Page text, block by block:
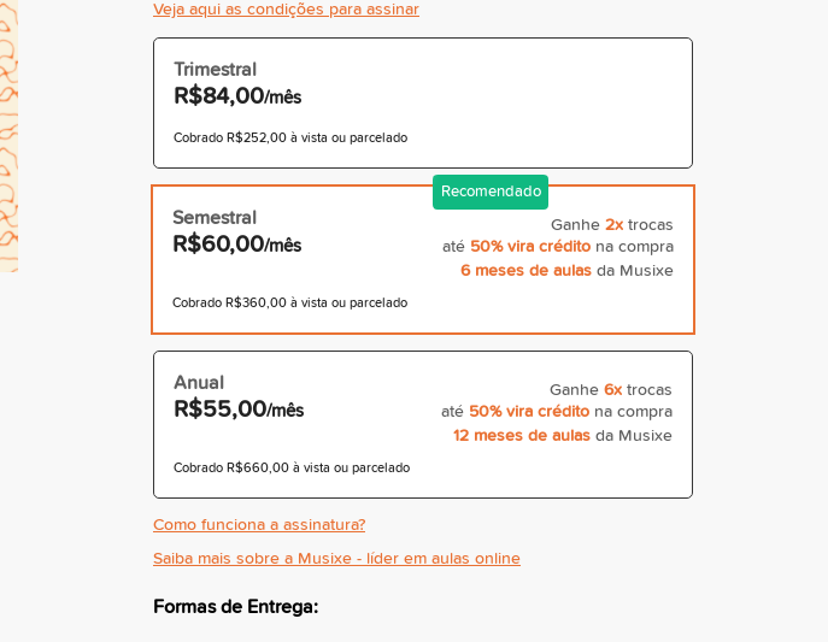
Veja aqui as condições para assinar
Trimestral
R$84,00/mês
Cobrado R$252,00 à vista ou parcelado
Recomendado
Ganhe 2x trocas
até 50% vira crédito na compra
6 meses de aulas da Musixe
Semestral
R$60,00/mês
Cobrado R$360,00 à vista ou parcelado
Ganhe 6x trocas
até 50% vira crédito na compra
12 meses de aulas da Musixe
Anual
R$55,00/mês
Cobrado R$660,00 à vista ou parcelado
Como funciona a assinatura?
Saiba mais sobre a Musixe - líder em aulas online
Formas de Entrega: